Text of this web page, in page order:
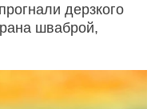
дерзкого
шваброй,